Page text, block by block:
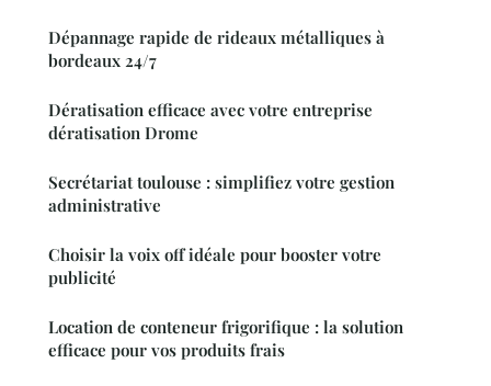
Dépannage rapide de rideaux métalliques à
bordeaux 24/7
Dératisation efficace avec votre entreprise
dératisation Drome
Secrétariat toulouse : simplifiez votre gestion
administrative
Choisir la voix off idéale pour booster votre
publicité
Location de conteneur frigorifique : la solution
efficace pour vos produits frais